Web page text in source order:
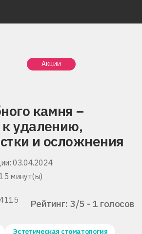
Акции
– показания к удалению, методы
камня –
к удалению,
и осложнения
03.04.2024
минут(ы)
Рейтинг: 3/5 - 1 голосов
Эстетическая стоматология